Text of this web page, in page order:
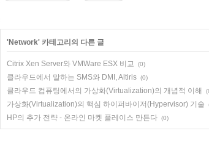
'Network' 카테고리의 다른 글
Citrix Xen Server와 VMWare ESX 비교 (0)
클라우드에서 말하는 SMS와 DMI, Altiris (0)
클라우드 컴퓨팅에서의 가상화(Virtualization)의 개념적 이해
가상화(Virtualization)의 핵심 하이퍼바이저(Hypervisor) 기술
HP의 추가 전략 - 온라인 마켓 플레이스 만든다 (0)